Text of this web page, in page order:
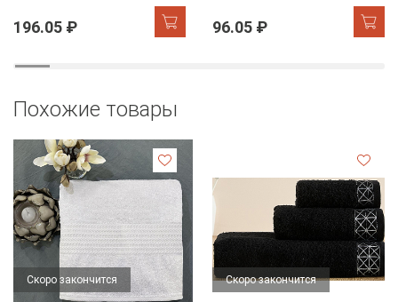
хангере
196.05 ₽ 96.05 ₽
Похожие товары
Скоро закончится Скоро закончится